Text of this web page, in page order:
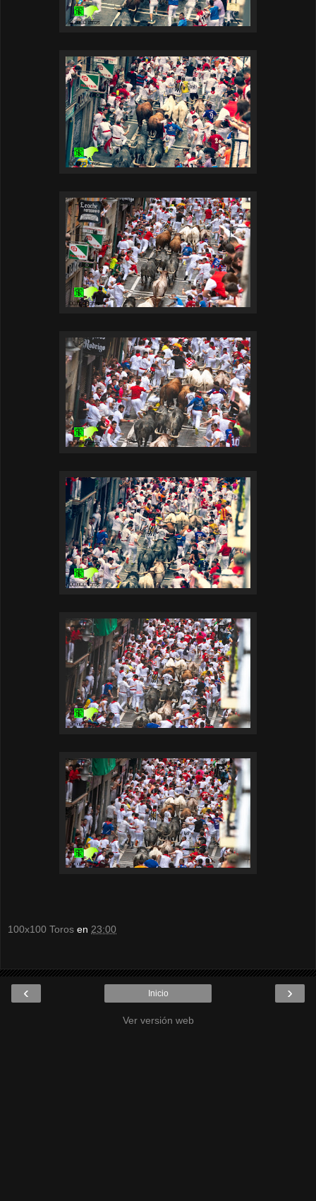
100x100 Toros en 23:00
‹ ›
Inicio
Ver versión web